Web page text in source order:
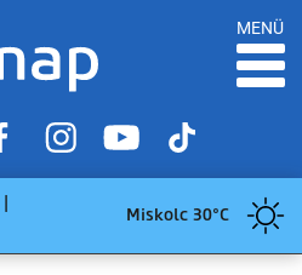
MENÜ
Miskolc 30°C